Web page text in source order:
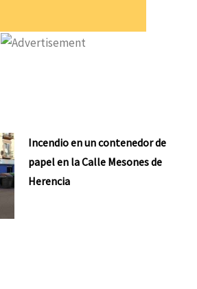
Incendio en un contenedor de
papel en la Calle Mesones de
Herencia